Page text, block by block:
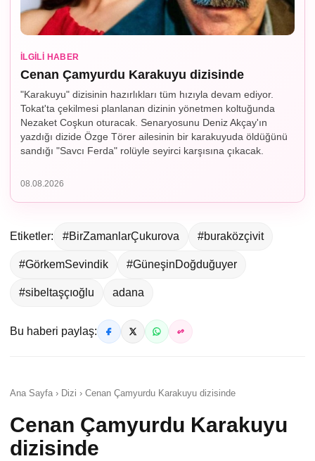
İLGILI HABER
Cenan Çamyurdu Karakuyu dizisinde
"Karakuyu" dizisinin hazırlıkları tüm hızıyla devam ediyor.
Tokat'ta çekilmesi planlanan dizinin yönetmen koltuğunda
Nezaket Coşkun oturacak. Senaryosunu Deniz Akçay'ın
yazdığı dizide Özge Törer ailesinin bir karakuyuda öldüğünü
sandığı "Savcı Ferda" rolüyle seyirci karşısına çıkacak.
08.08.2026
Etiketler: #BirZamanlarÇukurova #buraközçivit
#GörkemSevindik #GüneşinDoğduğuyer
#sibeltaşçıoğlu adana
Bu haberi paylaş:
Ana Sayfa › Dizi › Cenan Çamyurdu Karakuyu dizisinde
Cenan Çamyurdu Karakuyu
dizisinde